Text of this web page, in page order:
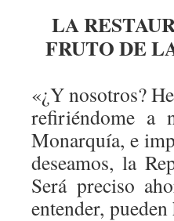
LA
FRUTO DE
«¿Y nosotros?
refiriéndome a
Monarquía, e
deseamos, la
Será preciso
entender,